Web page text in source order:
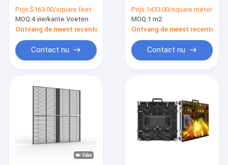
Over ons
Kwaliteitscontrole
nieuws
Alle Gevallen
reclame
Prijs:$163.00/square feet
MOQ:4 vierkante Voeten
Ontvang de meest recente Prijs
Contact nu
voor reclame
Prijs:1433.00/square meter
MOQ:1 m2
Ontvang de meest recente
Contact nu